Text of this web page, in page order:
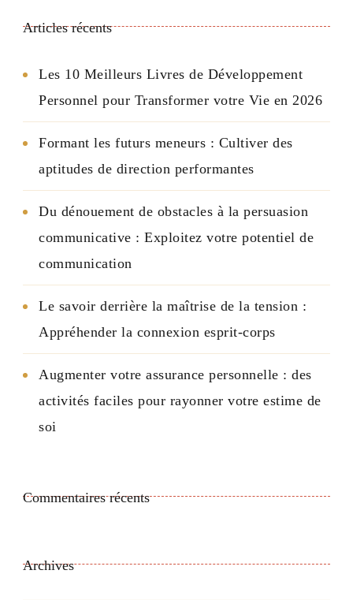
Articles récents
Les 10 Meilleurs Livres de Développement
Personnel pour Transformer votre Vie en 2026
Formant les futurs meneurs : Cultiver des
aptitudes de direction performantes
Du dénouement de obstacles à la persuasion
communicative : Exploitez votre potentiel de
communication
Le savoir derrière la maîtrise de la tension :
Appréhender la connexion esprit-corps
Augmenter votre assurance personnelle : des
activités faciles pour rayonner votre estime de
soi
Commentaires récents
Archives